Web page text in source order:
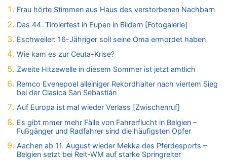
In Belgien missachten zwei von drei Autofahrern das
Soll Belgien Tempolimit auf Autobahnen erhöhen? – In
Tschechien ab 2024 maximal 150 km/h erlaubt
07.08.2026 - 10:05 von N. A. Klar zu
Tempolimit in 30er-Zonen – Untersuchung von Vias
Das 44. Tirolerfest in Eupen in Bildern [Fotogalerie]
07.08.2026 - 09:18 von Noppi zu
AS Eupen: „Keiner weiß, wohin die Reise geht…“
07.08.2026 - 09:03 von JoKrings zu
Frau hörte Stimmen aus Haus des verstorbenen Nachbarn
Das 44. Tirolerfest in Eupen in Bildern [Fotogalerie]
Eschweiler: 16-Jähriger soll seine Oma ermordet haben
Wie kam es zur Ceuta-Krise?
Zweite Hitzewelle in diesem Sommer ist jetzt amtlich
Remco Evenepoel alleiniger Rekordhalter nach viertem Sieg
bei der Clasica San Sebastián
Auf Europa ist mal wieder Verlass [Zwischenruf]
Es gibt mmer mehr Fälle von Fahrerflucht in Belgien –
Fußgänger und Radfahrer sind die häufigsten Opfer
Aachen ab 11. August wieder Mekka des Pferdesports –
Belgien setzt bei Reit-WM auf starke Springreiter